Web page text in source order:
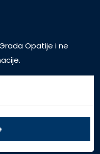
Opatije i ne